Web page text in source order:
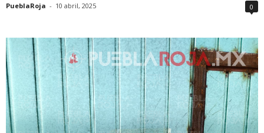
PueblaRoja - 10 abril, 2025 0